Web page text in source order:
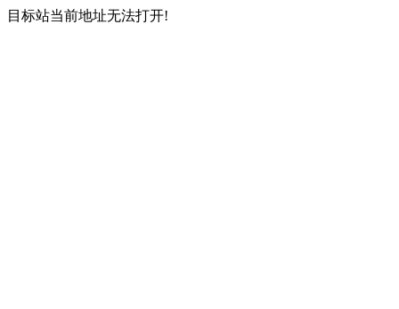
目标站当前地址无法打开!